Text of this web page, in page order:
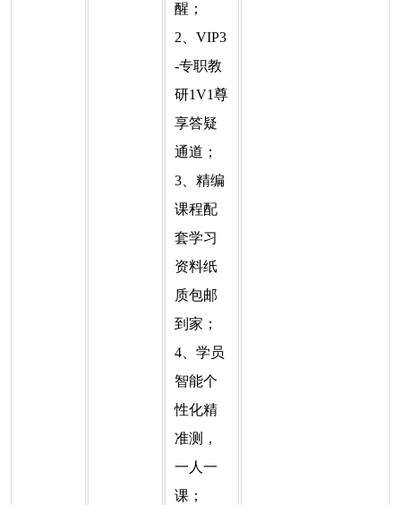
醒；
2、VIP3
-专职教
研1V1尊
享答疑
通道；
3、精编
课程配
套学习
资料纸
质包邮
到家；
4、学员
智能个
性化精
准测，
一人一
课；